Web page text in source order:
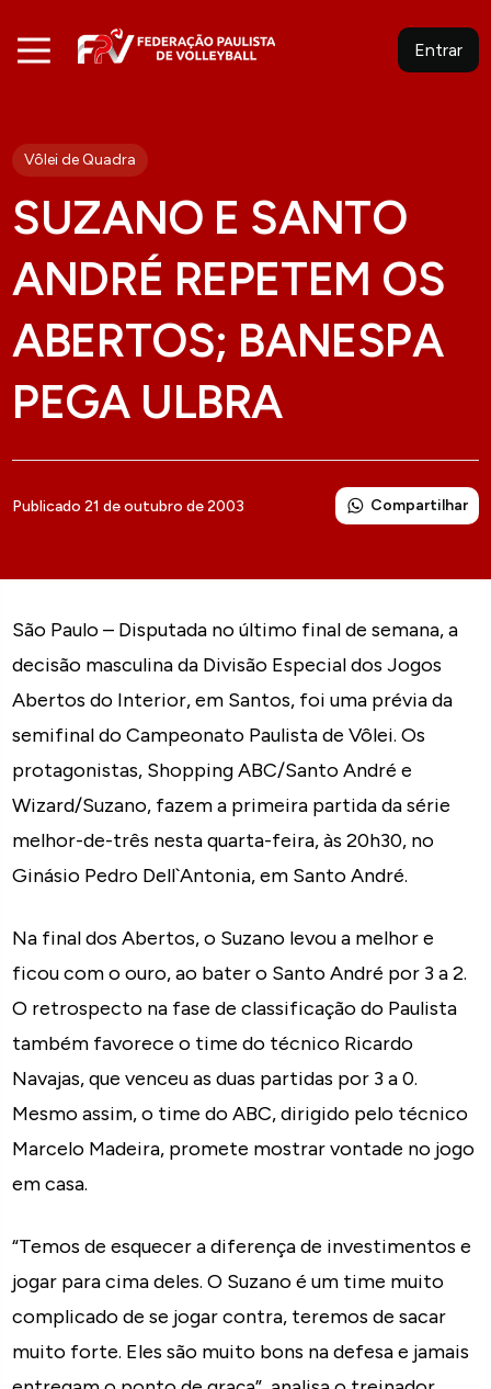
Entrar
Vôlei de Quadra
SUZANO E SANTO
ANDRÉ REPETEM OS
ABERTOS; BANESPA
PEGA ULBRA
Publicado 21 de outubro de 2003 Compartilhar
São Paulo – Disputada no último final de semana, a
decisão masculina da Divisão Especial dos Jogos
Abertos do Interior, em Santos, foi uma prévia da
semifinal do Campeonato Paulista de Vôlei. Os
protagonistas, Shopping ABC/Santo André e
Wizard/Suzano, fazem a primeira partida da série
melhor-de-três nesta quarta-feira, às 20h30, no
Ginásio Pedro Dell`Antonia, em Santo André.
Na final dos Abertos, o Suzano levou a melhor e
ficou com o ouro, ao bater o Santo André por 3 a 2.
O retrospecto na fase de classificação do Paulista
também favorece o time do técnico Ricardo
Navajas, que venceu as duas partidas por 3 a 0.
Mesmo assim, o time do ABC, dirigido pelo técnico
Marcelo Madeira, promete mostrar vontade no jogo
em casa.
“Temos de esquecer a diferença de investimentos e
jogar para cima deles. O Suzano é um time muito
complicado de se jogar contra, teremos de sacar
muito forte. Eles são muito bons na defesa e jamais